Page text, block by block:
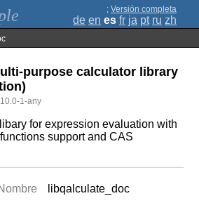
; Versión completa
de en es fr ja pt ru zh
purpose calculator library
1-any
for expression evaluation with
support and CAS
libqalculate_doc